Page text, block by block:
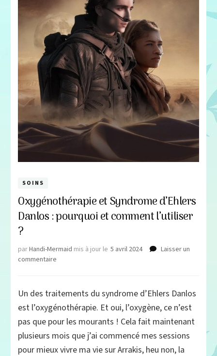
SOINS
Oxygénothérapie et Syndrome d’Ehlers
Danlos : pourquoi et comment l’utiliser
?
parHandi-Mermaid mis à jour le 5 avril 2024
Laisser un
commentaire
Syndrome
Danlos
:
pourquoi
et
comment
Un des traitements du syndrome d’Ehlers Danlos
est l’oxygénothérapie. Et oui, l’oxygène, ce n’est
pas que pour les mourants ! Cela fait maintenant
plusieurs mois que j’ai commencé mes sessions
pour mieux vivre ma vie sur Arrakis, heu non, la